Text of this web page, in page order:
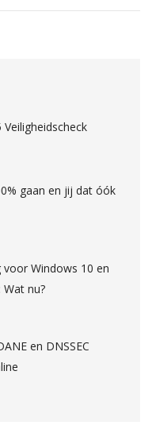
gaan en jij dat óók
voor Windows 10 en
nu?
en DNSSEC